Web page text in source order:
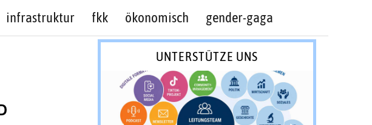
infrastruktur fkk ökonomisch gender-gaga
UNTERSTÜTZE UNS